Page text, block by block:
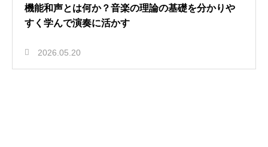
機能和声とは何か？音楽の理論の基礎を分かりや
すく学んで演奏に活かす
2026.05.20